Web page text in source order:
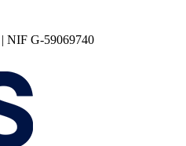
NIF G-59069740